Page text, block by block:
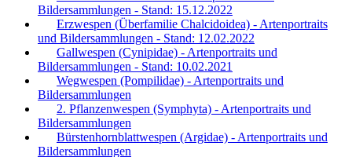
Bildersammlungen - Stand: 15.12.2022
Erzwespen (Überfamilie Chalcidoidea) - Artenportraits
und Bildersammlungen - Stand: 12.02.2022
Gallwespen (Cynipidae) - Artenportraits und
Bildersammlungen - Stand: 10.02.2021
Wegwespen (Pompilidae) - Artenportraits und
Bildersammlungen
2. Pflanzenwespen (Symphyta) - Artenportraits und
Bildersammlungen
Bürstenhornblattwespen (Argidae) - Artenportraits und
Bildersammlungen